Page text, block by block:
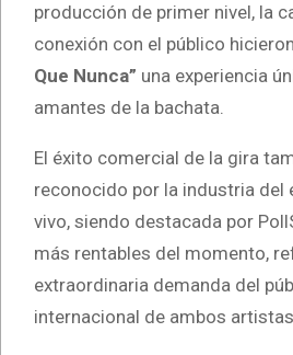
producción de primer nivel, la
conexión con el público
Que Nunca” una experiencia
amantes de la bachata.
El éxito comercial de la gira
reconocido por la industria del
vivo, siendo destacada por
más rentables del momento,
extraordinaria demanda del
internacional de ambos